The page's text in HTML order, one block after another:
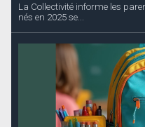
La Collectivité informe les
nés en 2025 se...